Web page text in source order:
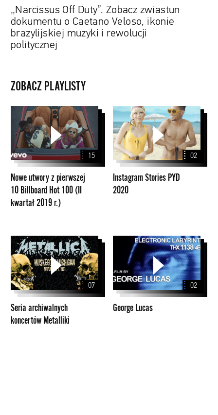
rewolucji
politycznej
„Narcissus Off Duty”. Zobacz zwiastun
dokumentu o Caetano Veloso, ikonie
brazylijskiej muzyki i rewolucji
politycznej
ZOBACZ PLAYLISTY
Nowe
utwory
pierwszej
10
Hot
100
(II
r.)
15
Nowe utwory z pierwszej
10 Billboard Hot 100 (II
kwartał 2019 r.)
Instagram
Stories
PYD
2020
02
Instagram Stories PYD
2020
Seria
archiwalnych
koncertów
Metalliki
07
Seria archiwalnych
koncertów Metalliki
02
George Lucas